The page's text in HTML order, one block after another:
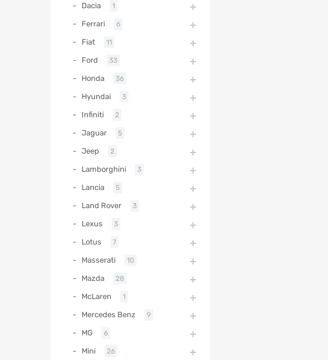
Dacia 1
Ferrari 6
Fiat 11
Ford 33
Honda 36
Hyundai 3
Infiniti 2
Jaguar 5
Jeep 2
Lamborghini 3
Lancia 5
Land Rover 3
Lexus 3
Lotus 7
Masserati 10
Mazda 28
McLaren 1
Mercedes Benz 9
MG 6
Mini 26